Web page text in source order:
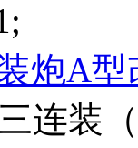
炮A型
连装